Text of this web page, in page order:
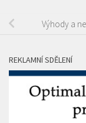
Výhody a
REKLAMNÍ SDĚLENÍ